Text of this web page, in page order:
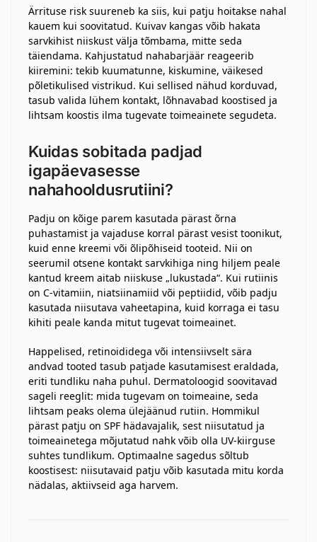
Ärrituse risk suureneb ka siis, kui patju hoitakse nahal
kauem kui soovitatud. Kuivav kangas võib hakata
sarvkihist niiskust välja tõmbama, mitte seda
täiendama. Kahjustatud nahabarjäär reageerib
kiiremini: tekib kuumatunne, kiskumine, väikesed
põletikulised vistrikud. Kui sellised nähud korduvad,
tasub valida lühem kontakt, lõhnavabad koostised ja
lihtsam koostis ilma tugevate toimeainete segudeta.
Kuidas sobitada padjad
igapäevasesse
nahahooldusrutiini?
Padju on kõige parem kasutada pärast õrna
puhastamist ja vajaduse korral pärast vesist toonikut,
kuid enne kreemi või õlipõhiseid tooteid. Nii on
seerumil otsene kontakt sarvkihiga ning hiljem peale
kantud kreem aitab niiskuse „lukustada“. Kui rutiinis
on C-vitamiin, niatsiinamiid või peptiidid, võib padju
kasutada niisutava vaheetapina, kuid korraga ei tasu
kihiti peale kanda mitut tugevat toimeainet.
Happelised, retinoididega või intensiivselt sära
andvad tooted tasub patjade kasutamisest eraldada,
eriti tundliku naha puhul. Dermatoloogid soovitavad
sageli reeglit: mida tugevam on toimeaine, seda
lihtsam peaks olema ülejäänud rutiin. Hommikul
pärast patju on SPF hädavajalik, sest niisutatud ja
toimeainetega mõjutatud nahk võib olla UV-kiirguse
suhtes tundlikum. Optimaalne sagedus sõltub
koostisest: niisutavaid patju võib kasutada mitu korda
nädalas, aktiivseid aga harvem.